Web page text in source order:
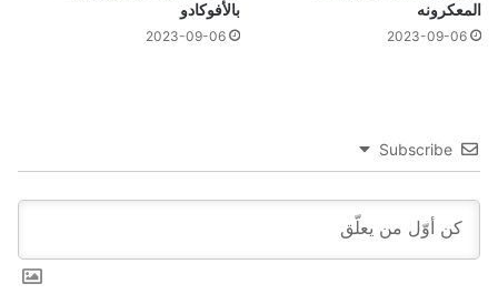
المعكرونه
2023-09-06
بالأفوكادو
2023-09-06
Subscribe